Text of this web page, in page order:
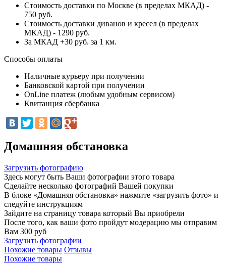
Стоимость доставки по Москве (в пределах МКАД) -
750 руб.
Стоимость доставки диванов и кресел (в пределах
МКАД) - 1290 руб.
За МКАД +30 руб. за 1 км.
Способы оплаты
Наличные курьеру при получении
Банковской картой при получении
OnLine платеж (любым удобным сервисом)
Квитанция сбербанка
Домашняя обстановка
Загрузить фотографию
Здесь могут быть Ваши фотографии этого товара
Сделайте несколько фотографий Вашей покупки
В блоке «Домашняя обстановка» нажмите «загрузить фото» и
следуйте инструкциям
Зайдите на страницу товара который Вы приобрели
После того, как ваши фото пройдут модерацию мы отправим
Вам 300 руб
Загрузить фотографии
Похожие товары Отзывы
Похожие товары